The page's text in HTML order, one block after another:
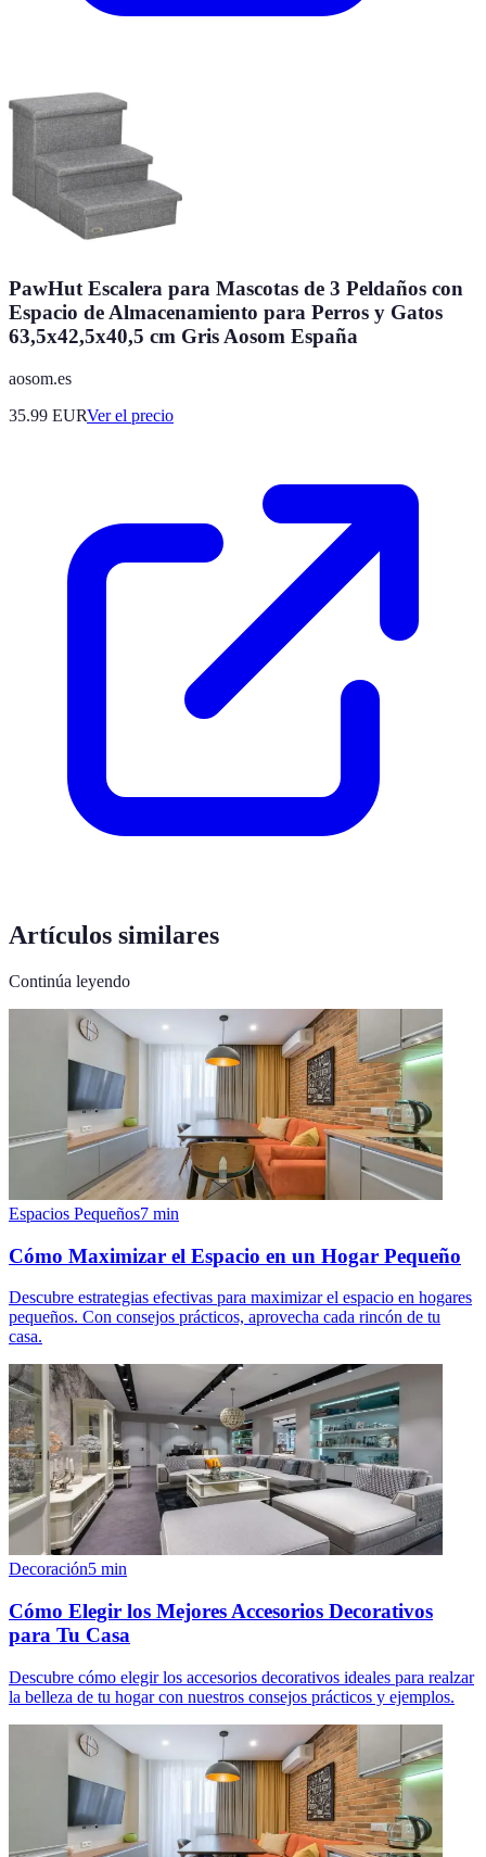
PawHut Escalera para Mascotas de 3 Peldaños con
Espacio de Almacenamiento para Perros y Gatos
63,5x42,5x40,5 cm Gris Aosom España
aosom.es
35.99 EURVer el precio
Artículos similares
Continúa leyendo
Espacios Pequeños7 min
Cómo Maximizar el Espacio en un Hogar Pequeño
Descubre estrategias efectivas para maximizar el espacio en hogares
pequeños. Con consejos prácticos, aprovecha cada rincón de tu
casa.
Decoración5 min
Cómo Elegir los Mejores Accesorios Decorativos
para Tu Casa
Descubre cómo elegir los accesorios decorativos ideales para realzar
la belleza de tu hogar con nuestros consejos prácticos y ejemplos.